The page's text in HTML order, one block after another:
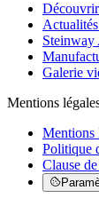
Steinway
Galerie
Mentions
Mentions
Politique
Clause